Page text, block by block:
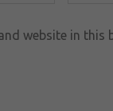
website in